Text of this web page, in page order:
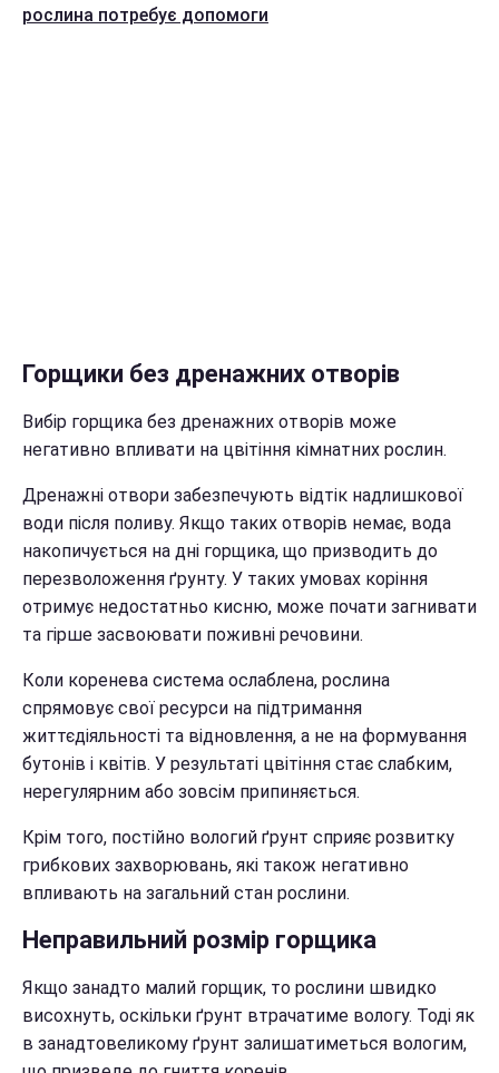
рослина потребує допомоги
Горщики без дренажних отворів
Вибір горщика без дренажних отворів може
негативно впливати на цвітіння кімнатних рослин.
Дренажні отвори забезпечують відтік надлишкової
води після поливу. Якщо таких отворів немає, вода
накопичується на дні горщика, що призводить до
перезволоження ґрунту. У таких умовах коріння
отримує недостатньо кисню, може почати загнивати
та гірше засвоювати поживні речовини.
Коли коренева система ослаблена, рослина
спрямовує свої ресурси на підтримання
життєдіяльності та відновлення, а не на формування
бутонів і квітів. У результаті цвітіння стає слабким,
нерегулярним або зовсім припиняється.
Крім того, постійно вологий ґрунт сприяє розвитку
грибкових захворювань, які також негативно
впливають на загальний стан рослини.
Неправильний розмір горщика
Якщо занадто малий горщик, то рослини швидко
висохнуть, оскільки ґрунт втрачатиме вологу. Тоді як
в занадтовеликому ґрунт залишатиметься вологим,